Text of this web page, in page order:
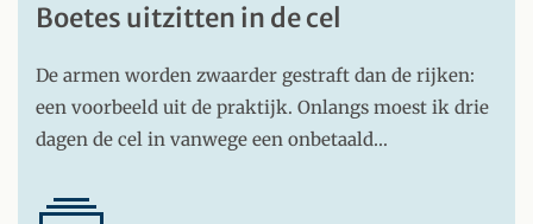
Boetes uitzitten in de cel
De armen worden zwaarder gestraft dan de rijken:
een voorbeeld uit de praktijk. Onlangs moest ik drie
dagen de cel in vanwege een onbetaald…